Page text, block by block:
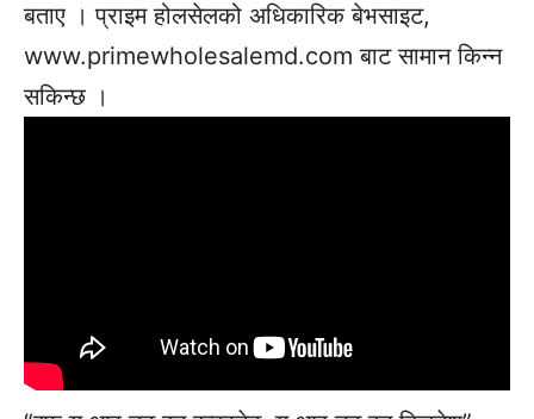
बताए । प्राइम होलसेलको अधिकारिक बेभसाइट,
www.primewholesalemd.com बाट सामान किन्न
सकिन्छ ।